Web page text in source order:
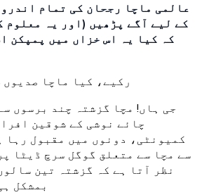
عالمی ماچا رجحان کی تمام
کے لیے آگے پڑھیں (اور یہ معلوم
کہ کیا یہ اس خزاں میں پمپکن
رکیے، کیا ماچا
جی ہاں! مچا گزشتہ چند برسوں
چائے نوشی کے شوقین
سے مچا سے متعلق گوگل سرچ ڈیٹا
نظر آتا ہے کہ گزشتہ تین
بمشکل